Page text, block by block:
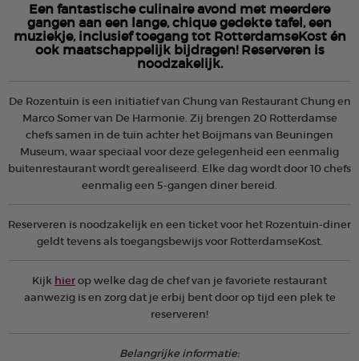
Een fantastische culinaire avond met meerdere
gangen aan een lange, chique gedekte tafel, een
muziekje, inclusief toegang tot RotterdamseKost én
ook maatschappelijk bijdragen! Reserveren is
noodzakelijk.
De Rozentuin is een initiatief van Chung van Restaurant Chung en
Marco Somer van De Harmonie. Zij brengen 20 Rotterdamse
chefs samen in de tuin achter het Boijmans van Beuningen
Museum, waar speciaal voor deze gelegenheid een eenmalig
buitenrestaurant wordt gerealiseerd. Elke dag wordt door 10 chefs
eenmalig een 5-gangen diner bereid.
Reserveren is noodzakelijk en een ticket voor het Rozentuin-diner
geldt tevens als toegangsbewijs voor RotterdamseKost.
Kijk hierop welke dag de chef van je favoriete restaurant
aanwezig is en zorg dat je erbij bent door op tijd een plek te
reserveren!
Belangrijke informatie: